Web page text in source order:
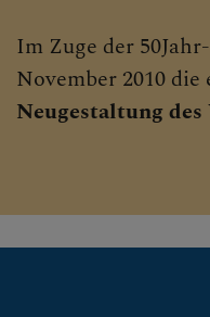
Im Zuge der
November 2010
Neugestaltung